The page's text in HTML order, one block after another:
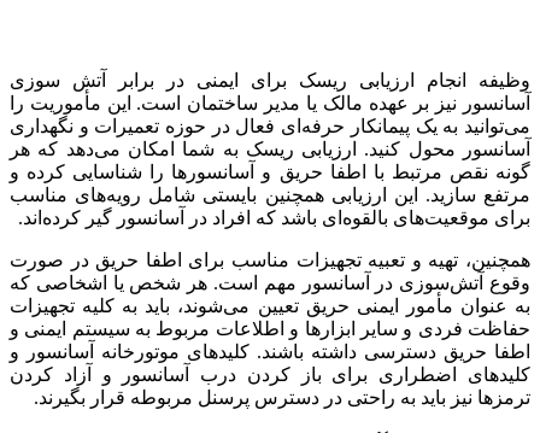
وظیفه انجام ارزیابی ریسک برای ایمنی در برابر آتش سوزی
آسانسور نیز بر عهده مالک یا مدیر ساختمان است. این مأموریت را
می‌توانید به یک پیمانکار حرفه‌ای فعال در حوزه تعمیرات و نگهداری
آسانسور محول کنید. ارزیابی ریسک به شما امکان می‌دهد که هر
گونه نقص مرتبط با اطفا حریق و آسانسورها را شناسایی کرده و
مرتفع سازید. این ارزیابی همچنین بایستی شامل رویه‌های مناسب
برای موقعیت‌های بالقوه‌ای باشد که افراد در آسانسور گیر کرده‌اند.
همچنین، تهیه و تعبیه تجهیزات مناسب برای اطفا حریق در صورت
وقوع آتش‌سوزی در آسانسور مهم است. هر شخص یا اشخاصی که
به عنوان مأمور ایمنی حریق تعیین می‌شوند، باید به کلیه تجهیزات
حفاظت فردی و سایر ابزارها و اطلاعات مربوط به سیستم ایمنی و
اطفا حریق دسترسی داشته باشند. کلیدهای موتورخانه آسانسور و
کلیدهای اضطراری برای باز کردن درب آسانسور و آزاد کردن
ترمزها نیز باید به راحتی در دسترس پرسنل مربوطه قرار بگیرند.